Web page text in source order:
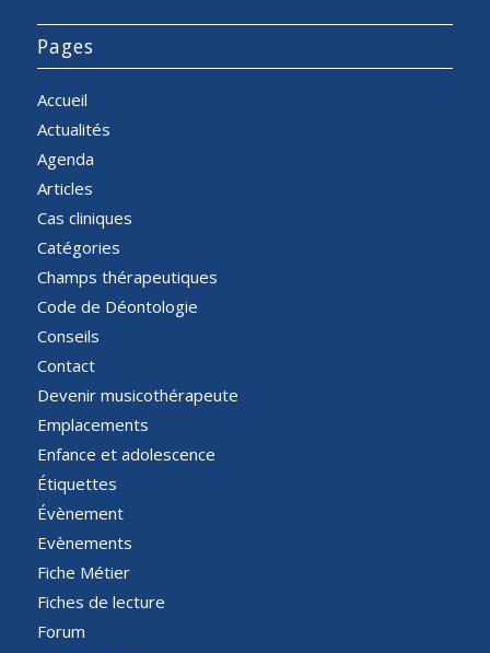
Pages
Accueil
Actualités
Agenda
Articles
Cas cliniques
Catégories
Champs thérapeutiques
Code de Déontologie
Conseils
Contact
Devenir musicothérapeute
Emplacements
Enfance et adolescence
Étiquettes
Évènement
Evènements
Fiche Métier
Fiches de lecture
Forum